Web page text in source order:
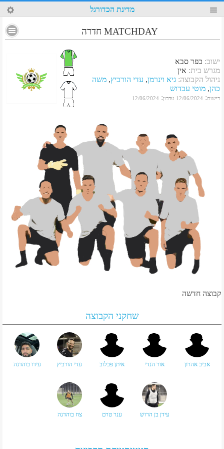
5 מדינת הכדורגל
MATCHDAY חדרה
ישוב: כפר סבא
מגרש בית: אין
ניהול הקבוצה: גיא וינרמן, עדי הורביץ, משה
כהן, מוטי עבדוש
רישום:
12/06/2024 עדכון:
12/06/2024
קבוצה חדשה
שחקני הקבוצה
אביב אהרון אור הנדי איתן פבלוב עדי הורביץ עידו בוהדנה
עידן בן הרוש ענר טרם צח בוהדנה